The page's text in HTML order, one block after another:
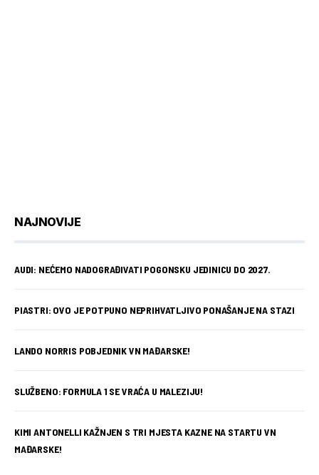
NAJNOVIJE
AUDI: NEĆEMO NADOGRAĐIVATI POGONSKU JEDINICU DO 2027.
PIASTRI: OVO JE POTPUNO NEPRIHVATLJIVO PONAŠANJE NA STAZI
LANDO NORRIS POBJEDNIK VN MAĐARSKE!
SLUŽBENO: FORMULA 1 SE VRAĆA U MALEZIJU!
KIMI ANTONELLI KAŽNJEN S TRI MJESTA KAZNE NA STARTU VN
MAĐARSKE!